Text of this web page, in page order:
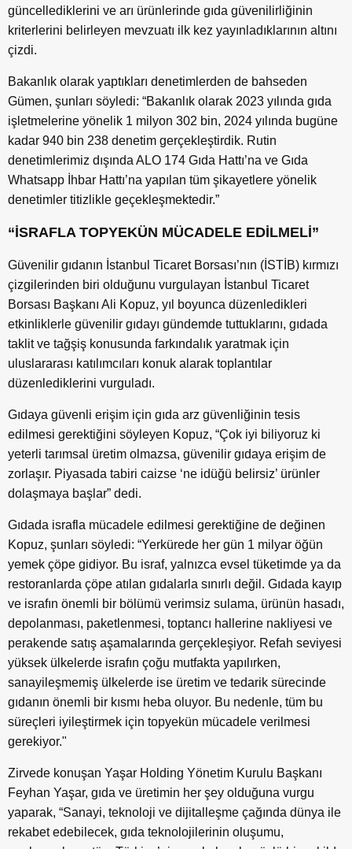
güncellediklerini ve arı ürünlerinde gıda güvenilirliğinin
kriterlerini belirleyen mevzuatı ilk kez yayınladıklarının altını
çizdi.
Bakanlık olarak yaptıkları denetimlerden de bahseden
Gümen, şunları söyledi: “Bakanlık olarak 2023 yılında gıda
işletmelerine yönelik 1 milyon 302 bin, 2024 yılında bugüne
kadar 940 bin 238 denetim gerçekleştirdik. Rutin
denetimlerimiz dışında ALO 174 Gıda Hattı’na ve Gıda
Whatsapp İhbar Hattı’na yapılan tüm şikayetlere yönelik
denetimler titizlikle geçekleşmektedir.”
“İSRAFLA TOPYEKÜN MÜCADELE EDİLMELİ”
Güvenilir gıdanın İstanbul Ticaret Borsası’nın (İSTİB) kırmızı
çizgilerinden biri olduğunu vurgulayan İstanbul Ticaret
Borsası Başkanı Ali Kopuz, yıl boyunca düzenledikleri
etkinliklerle güvenilir gıdayı gündemde tuttuklarını, gıdada
taklit ve tağşiş konusunda farkındalık yaratmak için
uluslararası katılımcıları konuk alarak toplantılar
düzenlediklerini vurguladı.
Gıdaya güvenli erişim için gıda arz güvenliğinin tesis
edilmesi gerektiğini söyleyen Kopuz, “Çok iyi biliyoruz ki
yeterli tarımsal üretim olmazsa, güvenilir gıdaya erişim de
zorlaşır. Piyasada tabiri caizse ‘ne idüğü belirsiz’ ürünler
dolaşmaya başlar” dedi.
Gıdada israfla mücadele edilmesi gerektiğine de değinen
Kopuz, şunları söyledi: “Yerkürede her gün 1 milyar öğün
yemek çöpe gidiyor. Bu israf, yalnızca evsel tüketimde ya da
restoranlarda çöpe atılan gıdalarla sınırlı değil. Gıdada kayıp
ve israfın önemli bir bölümü verimsiz sulama, ürünün hasadı,
depolanması, paketlenmesi, toptancı hallerine nakliyesi ve
perakende satış aşamalarında gerçekleşiyor. Refah seviyesi
yüksek ülkelerde israfın çoğu mutfakta yapılırken,
sanayileşmemiş ülkelerde ise üretim ve tedarik sürecinde
gıdanın önemli bir kısmı heba oluyor. Bu nedenle, tüm bu
süreçleri iyileştirmek için topyekün mücadele verilmesi
gerekiyor."
Zirvede konuşan Yaşar Holding Yönetim Kurulu Başkanı
Feyhan Yaşar, gıda ve üretimin her şey olduğuna vurgu
yaparak, “Sanayi, teknoloji ve dijitalleşme çağında dünya ile
rekabet edebilecek, gıda teknolojilerinin oluşumu,